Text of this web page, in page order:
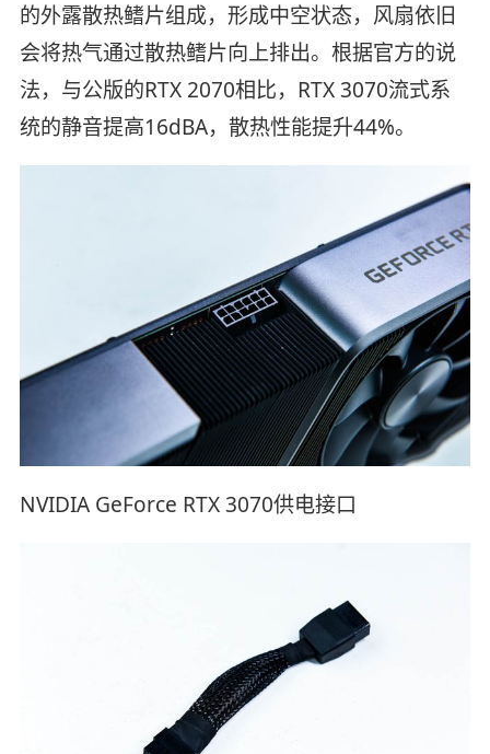
的外露散热鳍片组成，形成中空状态，风扇依旧
会将热气通过散热鳍片向上排出。根据官方的说
法，与公版的RTX 2070相比，RTX 3070流式系
统的静音提高16dBA，散热性能提升44%。
NVIDIA GeForce RTX 3070供电接口